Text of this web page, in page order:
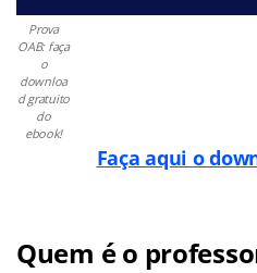
Prova
OAB: faça
o
downloa
d gratuito
do
ebook!
Faça aqui o
Quem é o